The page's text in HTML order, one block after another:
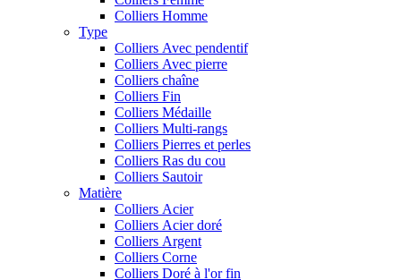
Colliers Homme
Type
Colliers Avec pendentif
Colliers Avec pierre
Colliers chaîne
Colliers Fin
Colliers Médaille
Colliers Multi-rangs
Colliers Pierres et perles
Colliers Ras du cou
Colliers Sautoir
Matière
Colliers Acier
Colliers Acier doré
Colliers Argent
Colliers Corne
Colliers Doré à l'or fin